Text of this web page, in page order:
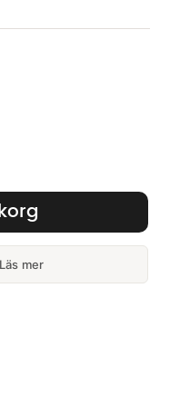
Läs mer